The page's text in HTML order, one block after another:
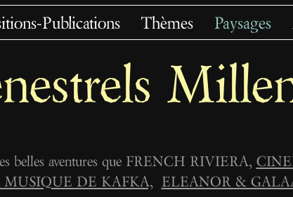
Publications Thèmes Paysages
belles aventures que FRENCH RIVIERA,
MUSIQUE DE KAFKA, ELEANOR &